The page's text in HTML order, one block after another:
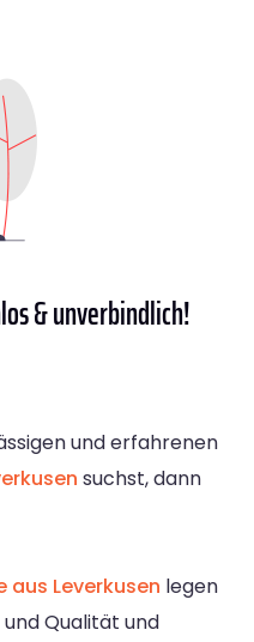
& unverbindlich!
und erfahrenen
suchst, dann
aus Leverkusen legen
Qualität und